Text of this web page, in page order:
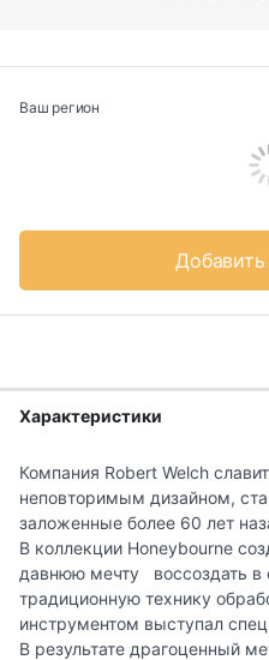
Ваш регион
Характеристики
Компания Robert Welch
неповторимым дизайном,
заложенные более 60 лет
В коллекции Honeybourne
давнюю мечту воссоздать в
традиционную технику
инструментом выступал
В результате драгоценный